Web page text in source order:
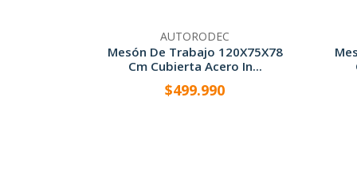
AUTORODEC
Mesón De Trabajo 120X75X78
Cm Cubierta Acero In...
+
$499.990